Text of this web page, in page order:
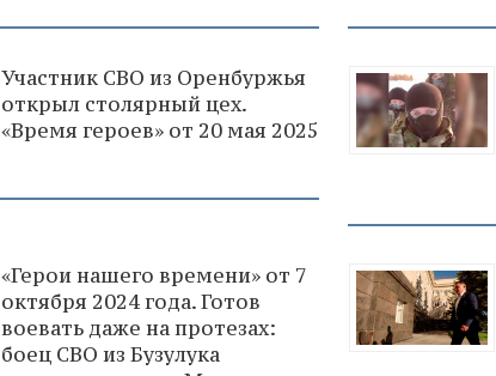
Участник СВО из Оренбуржья
открыл столярный цех.
«Время героев» от 20 мая 2025
«Герои нашего времени» от 7
октября 2024 года. Готов
воевать даже на протезах:
боец СВО из Бузулука